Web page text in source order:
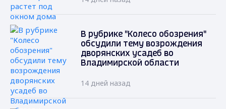
В рубрике "Колесо обозрения"
обсудили тему возрождения
дворянских усадеб во
Владимирской области
14 дней назад